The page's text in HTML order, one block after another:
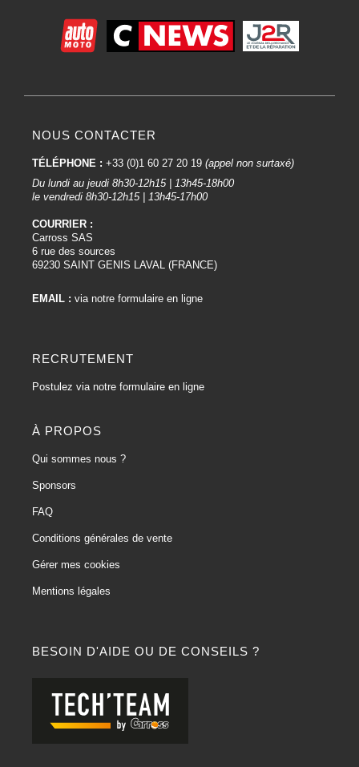
BESOIN D'AIDE OU DE CONSEILS ?
NOUS CONTACTER
TÉLÉPHONE : +33 (0)1 60 27 20 19 (appel non surtaxé)
Du lundi au jeudi 8h30-12h15 | 13h45-18h00
le vendredi 8h30-12h15 | 13h45-17h00
COURRIER :
Carross SAS
6 rue des sources
69230 SAINT GENIS LAVAL (FRANCE)
EMAIL : via notre formulaire en ligne
RECRUTEMENT
Postulez via notre formulaire en ligne
À PROPOS
Qui sommes nous ?
Sponsors
FAQ
Conditions générales de vente
Gérer mes cookies
Mentions légales